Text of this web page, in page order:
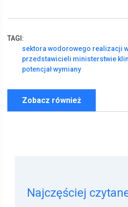
TAGI:
sektora wodorowego realizacji
przedstawicieli ministerstwie
potencjałwymiany
Zobacz również
Najczęściej